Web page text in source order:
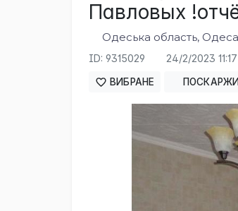
Павловых
Одеська область, Одеса
ID: 9315029 24/2/2023 11:17
ВИБРАНЕ